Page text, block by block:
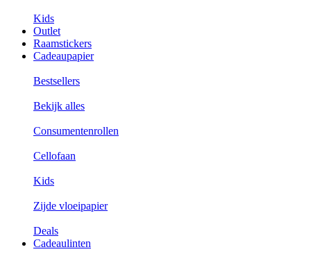
Kids
Outlet
Raamstickers
Cadeaupapier
Bestsellers
Bekijk alles
Consumentenrollen
Cellofaan
Kids
Zijde vloeipapier
Deals
Cadeaulinten